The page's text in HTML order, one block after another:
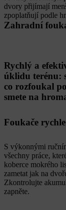
dvory přijímají
zpoplatňují podle
Zahradní
Rychlý a
úklidu terénu:
co rozfoukal
smete na
Foukače
S výkonnými
všechny práce,
koberce mokrého
zametat jak na
Zkontrolujte
zapněte.